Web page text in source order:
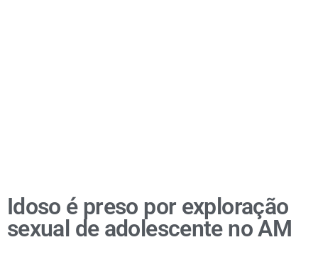
Idoso é preso por exploração
sexual de adolescente no AM